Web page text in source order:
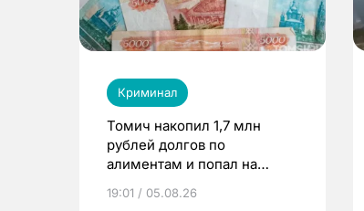
Криминал
Томич накопил 1,7 млн
рублей долгов по
алиментам и попал на
19:01 / 05.08.26